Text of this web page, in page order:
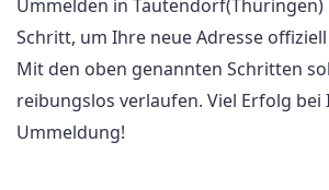
Ummelden in
Schritt, um Ihre neue Adresse
Mit den oben genannten Schritten
reibungslos verlaufen. Viel Erfolg bei
Ummeldung!